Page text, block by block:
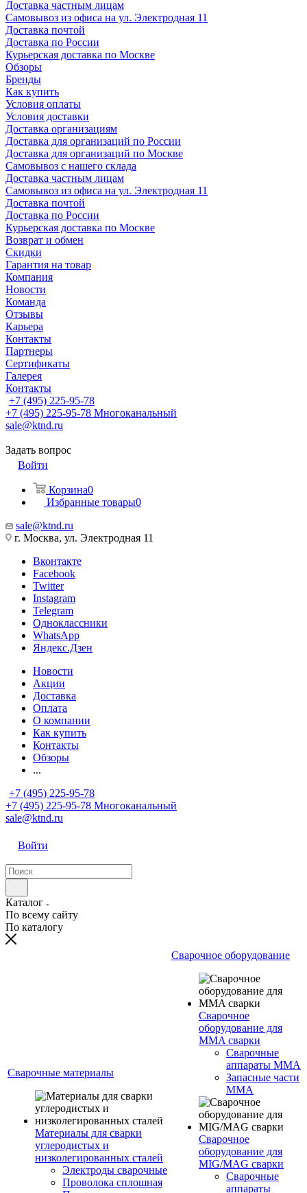
Доставка частным лицам
Самовывоз из офиса на ул. Электродная 11
Доставка почтой
Доставка по России
Курьерская доставка по Москве
Обзоры
Бренды
Как купить
Условия оплаты
Условия доставки
Доставка организациям
Доставка для организаций по России
Доставка для организаций по Москве
Самовывоз с нашего склада
Доставка частным лицам
Самовывоз из офиса на ул. Электродная 11
Доставка почтой
Доставка по России
Курьерская доставка по Москве
Возврат и обмен
Скидки
Гарантия на товар
Компания
Новости
Команда
Отзывы
Карьера
Контакты
Партнеры
Сертификаты
Галерея
Контакты
+7 (495) 225-95-78
+7 (495) 225-95-78 Многоканальный
sale@ktnd.ru
Задать вопрос
Войти
Корзина0
Избранные товары0
sale@ktnd.ru
г. Москва, ул. Электродная 11
Вконтакте
Facebook
Twitter
Instagram
Telegram
Одноклассники
WhatsApp
Яндекс.Дзен
Новости
Акции
Доставка
Оплата
О компании
Как купить
Контакты
Обзоры
...
+7 (495) 225-95-78
+7 (495) 225-95-78 Многоканальный
sale@ktnd.ru
Войти
Каталог
По всему сайту
По каталогу
Сварочные материалы
Материалы для сварки
углеродистых и
низколегированных сталей
Электроды сварочные
Проволока сплошная
Сварочное оборудование
Сварочное
оборудование для
MMA сварки
Сварочные
аппараты MMA
Запасные части
MMA
Сварочное
оборудование для
MIG/MAG сварки
Сварочные
аппараты